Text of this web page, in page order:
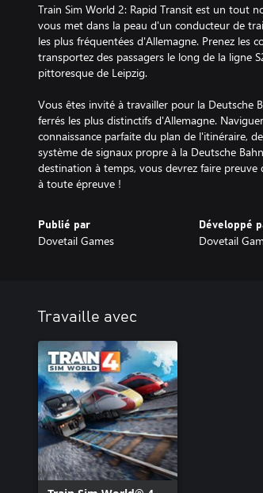
Train Sim World 2: Rapid Transit est un tout
vous met dans la peau d'un conducteur de
les plus fréquentées d'Allemagne. Prenez les
transportez des passagers le long de la ligne
pittoresque de Leipzig.
Vous êtes invité à travailler pour la Deutsche
ferrés les plus distinctifs d'Allemagne.
connaissance parfaite du plan de l'itinéraire,
système de signaux propre à la Deutsche
destination à temps, vous devrez faire
à toute épreuve !
Publié par
Dovetail Games
Développé
Dovetail
Travaille avec